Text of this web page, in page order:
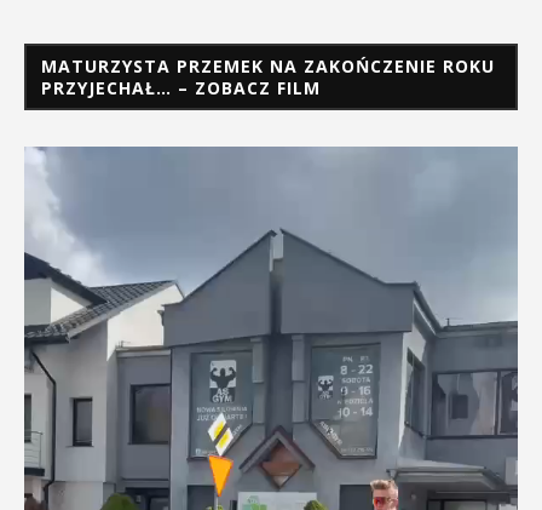
MATURZYSTA PRZEMEK NA ZAKOŃCZENIE ROKU
PRZYJECHAŁ… – ZOBACZ FILM
Odtwarzacz